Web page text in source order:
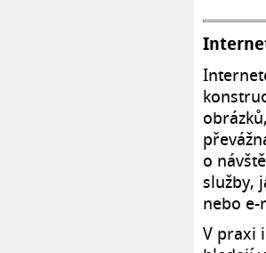
o
služby,
nebo e-
V praxi